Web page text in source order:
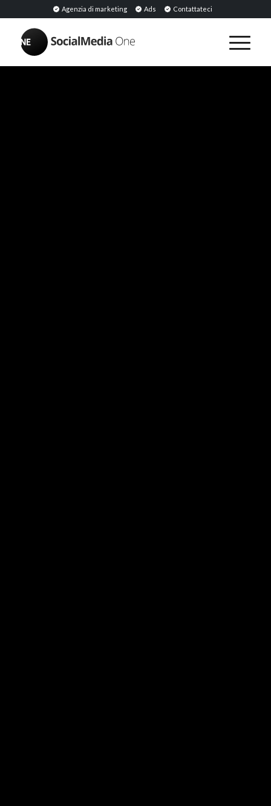
Agenzia di marketing Ads Contattateci